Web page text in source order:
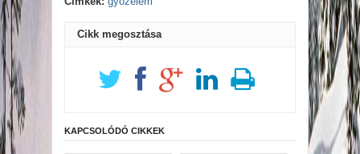
Cikk megosztása
KAPCSOLÓDÓ CIKKEK